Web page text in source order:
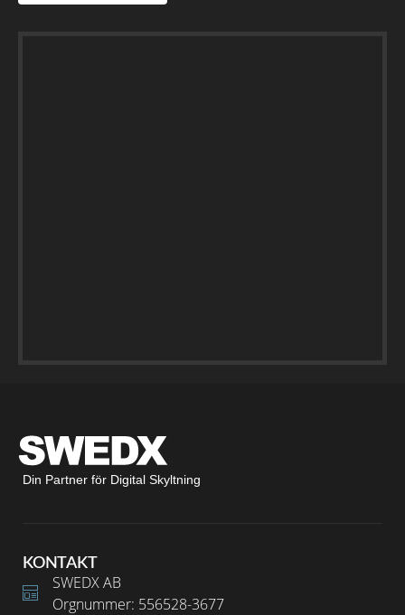
Din Partner för Digital Skyltning
KONTAKT
SWEDX AB
Orgnummer: 556528-3677